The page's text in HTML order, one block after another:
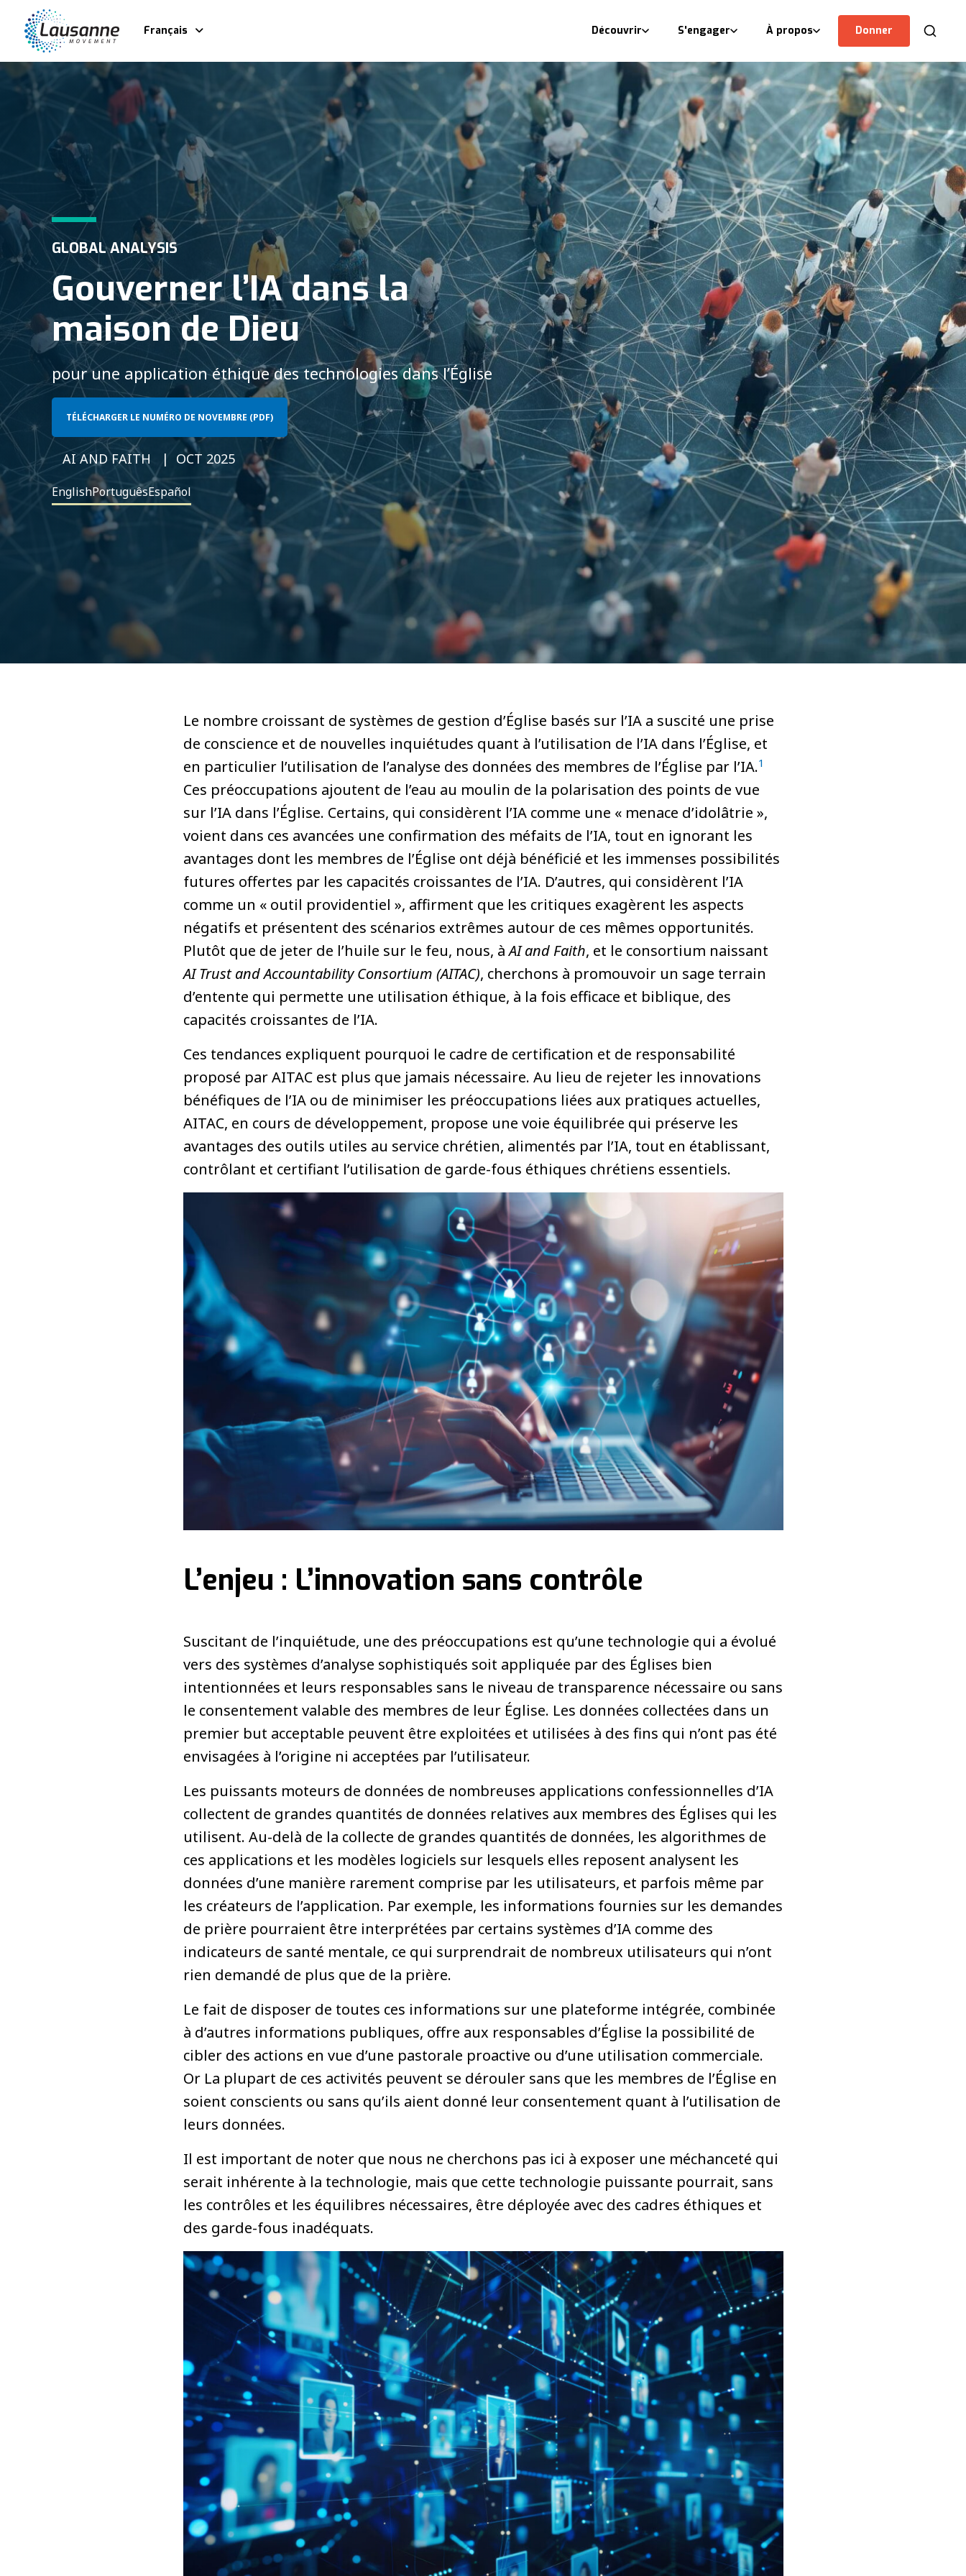
Français Découvrir S'engager À propos Donner
GLOBAL ANALYSIS
Gouverner l’IA dans la
maison de Dieu
pour une application éthique des technologies dans l’Église
TÉLÉCHARGER LE NUMÉRO DE NOVEMBRE (PDF)
AI AND FAITH OCT 2025
EnglishPortuguêsEspañol
Le nombre croissant de systèmes de gestion d’Église basés sur l’IA a suscité une prise
de conscience et de nouvelles inquiétudes quant à l’utilisation de l’IA dans l’Église, et
en particulier l’utilisation de l’analyse des données des membres de l’Église par l’IA.1
Ces préoccupations ajoutent de l’eau au moulin de la polarisation des points de vue
sur l’IA dans l’Église. Certains, qui considèrent l’IA comme une « menace d’idolâtrie »,
voient dans ces avancées une confirmation des méfaits de l’IA, tout en ignorant les
avantages dont les membres de l’Église ont déjà bénéficié et les immenses possibilités
futures offertes par les capacités croissantes de l’IA. D’autres, qui considèrent l’IA
comme un « outil providentiel », affirment que les critiques exagèrent les aspects
négatifs et présentent des scénarios extrêmes autour de ces mêmes opportunités.
Plutôt que de jeter de l’huile sur le feu, nous, àAI and Faith, et le consortium naissant
AI Trust and Accountability Consortium (AITAC), cherchons à promouvoir un sage terrain
d’entente qui permette une utilisation éthique, à la fois efficace et biblique, des
capacités croissantes de l’IA.
Ces tendances expliquent pourquoi le cadre de certification et de responsabilité
proposé par AITAC est plus que jamais nécessaire. Au lieu de rejeter les innovations
bénéfiques de l’IA ou de minimiser les préoccupations liées aux pratiques actuelles,
AITAC, en cours de développement, propose une voie équilibrée qui préserve les
avantages des outils utiles au service chrétien, alimentés par l’IA, tout en établissant,
contrôlant et certifiant l’utilisation de garde-fous éthiques chrétiens essentiels.
L’enjeu : L’innovation sans contrôle
Suscitant de l’inquiétude, une des préoccupations est qu’une technologie qui a évolué
vers des systèmes d’analyse sophistiqués soit appliquée par des Églises bien
intentionnées et leurs responsables sans le niveau de transparence nécessaire ou sans
le consentement valable des membres de leur Église. Les données collectées dans un
premier but acceptable peuvent être exploitées et utilisées à des fins qui n’ont pas été
envisagées à l’origine ni acceptées par l’utilisateur.
Les puissants moteurs de données de nombreuses applications confessionnelles d’IA
collectent de grandes quantités de données relatives aux membres des Églises qui les
utilisent. Au-delà de la collecte de grandes quantités de données, les algorithmes de
ces applications et les modèles logiciels sur lesquels elles reposent analysent les
données d’une manière rarement comprise par les utilisateurs, et parfois même par
les créateurs de l’application. Par exemple, les informations fournies sur les demandes
de prière pourraient être interprétées par certains systèmes d’IA comme des
indicateurs de santé mentale, ce qui surprendrait de nombreux utilisateurs qui n’ont
rien demandé de plus que de la prière.
Le fait de disposer de toutes ces informations sur une plateforme intégrée, combinée
à d’autres informations publiques, offre aux responsables d’Église la possibilité de
cibler des actions en vue d’une pastorale proactive ou d’une utilisation commerciale.
Or La plupart de ces activités peuvent se dérouler sans que les membres de l’Église en
soient conscients ou sans qu’ils aient donné leur consentement quant à l’utilisation de
leurs données.
Il est important de noter que nous ne cherchons pas ici à exposer une méchanceté qui
serait inhérente à la technologie, mais que cette technologie puissante pourrait, sans
les contrôles et les équilibres nécessaires, être déployée avec des cadres éthiques et
des garde-fous inadéquats.